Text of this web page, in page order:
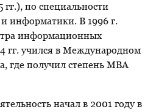
по специальности
информатики. В 1996 г.
информационных
гг. учился в Международном
где получил степень МВА
начал в 2001 году в